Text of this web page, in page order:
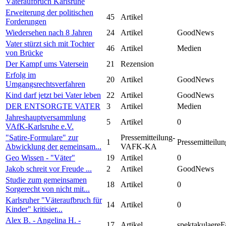
Erweiterung der politischen
Forderungen
45
Artikel
Wiedersehen nach 8 Jahren
24 Artikel
GoodNews
Vater stürzt sich mit Tochter
von Brücke
46 Artikel
Medien
Der Kampf ums Vatersein
21
Rezension
Erfolg im
Umgangsrechtsverfahren
20 Artikel
GoodNews
Kind darf jetzt bei Vater leben
22 Artikel
GoodNews
DER ENTSORGTE VATER
3 Artikel
Medien
Jahreshauptversammlung
VAfK-Karlsruhe e.V.
5 Artikel
0
"Satire-Formulare" zur
Abwicklung der gemeinsam...
1
Pressemitteilung-
VAFK-KA
Geo Wissen - "Väter"
19 Artikel
0
Jakob schreit vor Freude ...
2 Artikel
GoodNews
Studie zum gemeinsamen
Sorgerecht von nicht mit...
18 Artikel
0
Karlsruher "Väteraufbruch für
Kinder" kritisier...
14 Artikel
0
Alex B. - Angelina H. -